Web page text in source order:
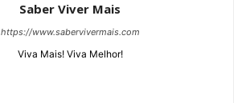
Saber Viver Mais
https://www.sabervivermais.com
Viva Mais! Viva Melhor!